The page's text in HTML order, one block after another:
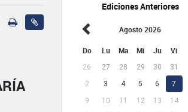
Ediciones Anteriores
Agosto 2026
Do Lu Ma Mi Ju Vi
26 27 28 29 30 31
2
3 4 5 6 7
9
10 11 12 13 14